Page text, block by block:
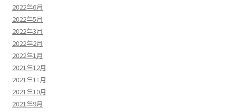
2022年6月
2022年5月
2022年3月
2022年2月
2022年1月
2021年12月
2021年11月
2021年10月
2021年9月